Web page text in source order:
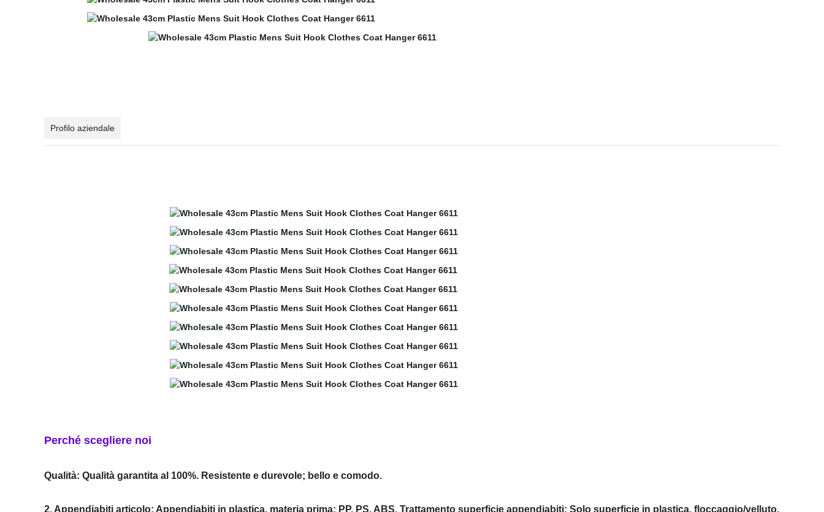
Profilo aziendale
Perché scegliere noi
Qualità: Qualità garantita al 100%. Resistente e durevole; bello e comodo.
2. Appendiabiti articolo: Appendiabiti in plastica, materia prima: PP, PS, ABS. Trattamento superficie appendiabiti: Solo superficie in plastica, floccaggio/velluto,